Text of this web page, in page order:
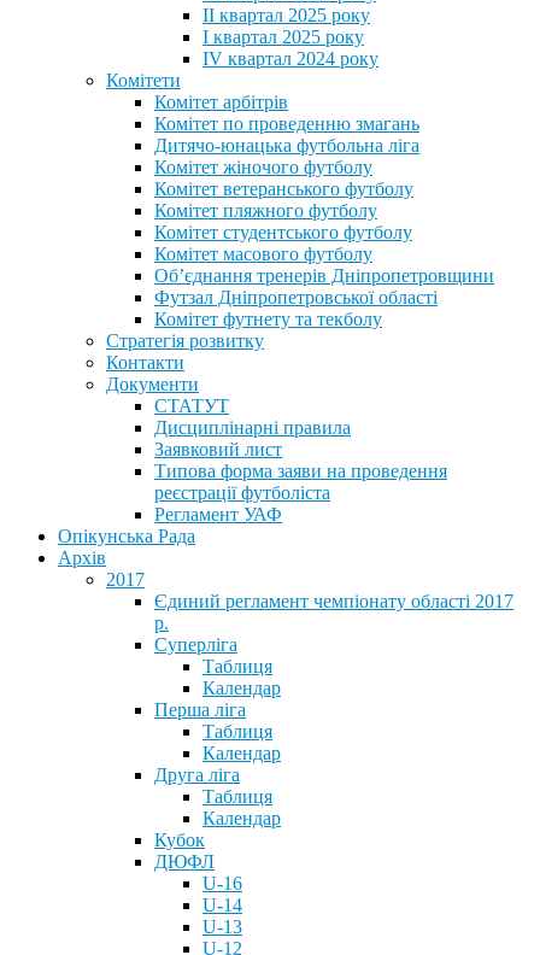
II квартал 2025 року
I квартал 2025 року
IV квартал 2024 року
Комітети
Комітет арбітрів
Комітет по проведенню змагань
Дитячо-юнацька футбольна ліга
Комітет жіночого футболу
Комітет ветеранського футболу
Комітет пляжного футболу
Комітет студентського футболу
Комітет масового футболу
Обʼєднання тренерів Дніпропетровщини
Футзал Дніпропетровської області
Комітет футнету та текболу
Стратегія розвитку
Контакти
Документи
СТАТУТ
Дисциплінарні правила
Заявковий лист
Типова форма заяви на проведення
реєстрації футболіста
Регламент УАФ
Опікунська Рада
Архів
2017
Єдиний регламент чемпіонату області 2017
р.
Суперліга
Таблиця
Календар
Перша ліга
Таблиця
Календар
Друга ліга
Таблиця
Календар
Кубок
ДЮФЛ
U-16
U-14
U-13
U-12